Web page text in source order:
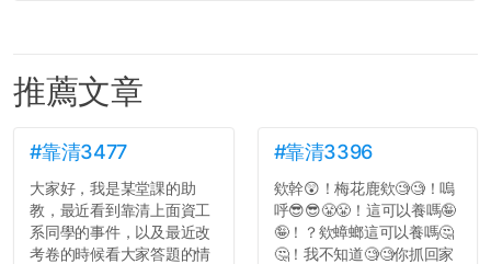
推薦文章
#靠清3477
大家好，我是某堂課的助
教，最近看到靠清上面資工
系同學的事件，以及最近改
考卷的時候看大家答題的情
#靠清3396
欸幹😲！梅花鹿欸🧐🧐！嗚
呼😎😎😤😤！這可以養嗎🤪
🤪！？欸蟑螂這可以養嗎🤔
🤔！我不知道🧐🧐你抓回家